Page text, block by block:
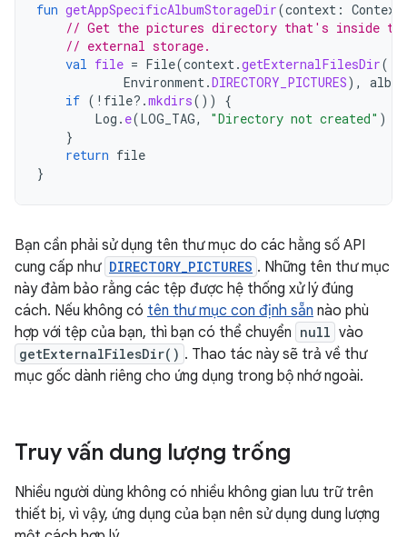
fun getAppSpecificAlbumStorageDir(context : Context
// Get the pictures directory that's inside
// external storage.
val file = File(context.getExternalFilesDir(
Environment.DIRECTORY_PICTURES),
if ( ! file?.mkdirs())
{
Log . e(LOG_TAG, "Directory not created" )
}
return file
}
Bạn cần phải sử dụng tên thư mục do các hằng số API
cung cấp như DIRECTORY_PICTURES . Những tên thư mục
này đảm bảo rằng các tệp được hệ thống xử lý đúng
cách. Nếu không có tên thư mục con định sẵn nào phù
hợp với tệp của bạn, thì bạn có thể chuyển null vào
getExternalFilesDir() . Thao tác này sẽ trả về thư
mục gốc dành riêng cho ứng dụng trong bộ nhớ ngoài.
Truy vấn dung lượng trống
Nhiều người dùng không có nhiều không gian lưu trữ trên
thiết bị, vì vậy, ứng dụng của bạn nên sử dụng dung lượng